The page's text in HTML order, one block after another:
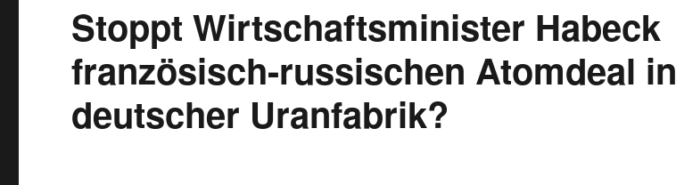
Stoppt Wirtschaftsminister Habeck
französisch-russischen Atomdeal in
deutscher Uranfabrik?